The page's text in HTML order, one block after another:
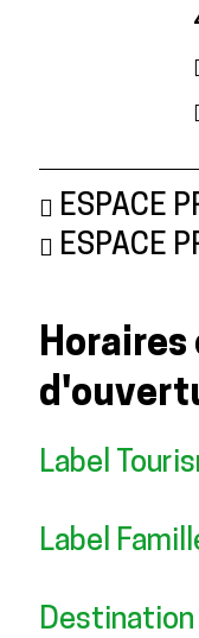
ESPACE
ESPACE
Horaires
Label
Label